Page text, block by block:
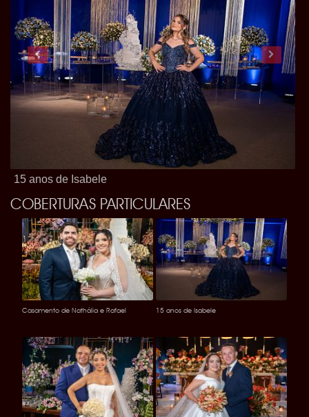
15 anos de Isabele
COBERTURAS PARTICULARES
Casamento de Nathália e Rafael 15 anos de Isabele